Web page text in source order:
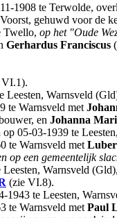
1908 te Terwolde,
gehuwd voor de
Twello, op het "Oude
Gerhardus Franciscus
VI.1).
Leesten, Warnsveld
te Warnsveld met
en Johanna
05-03-1939 te
te Warnsveld met
op een gemeentelijk
Warnsveld (Gld),
(zie VI.8).
1943 te Leesten,
te Warnsveld met Paul